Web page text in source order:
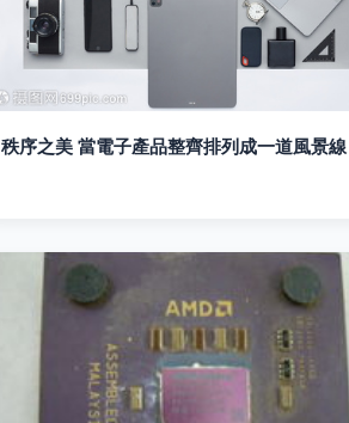
秩序之美 當電子產品整齊排列成一道風景線